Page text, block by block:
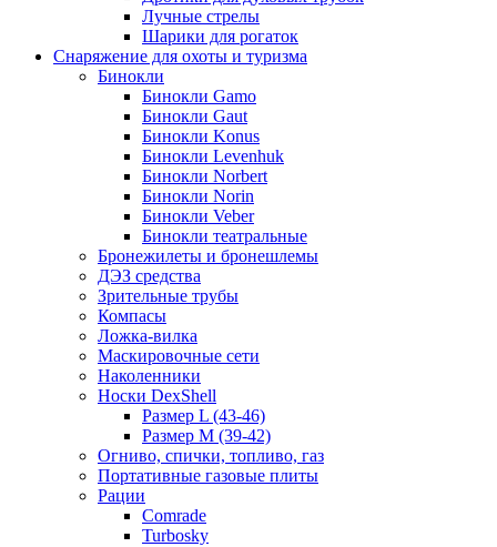
Лучные стрелы
Шарики для рогаток
Снаряжение для охоты и туризма
Бинокли
Бинокли Gamo
Бинокли Gaut
Бинокли Konus
Бинокли Levenhuk
Бинокли Norbert
Бинокли Norin
Бинокли Veber
Бинокли театральные
Бронежилеты и бронешлемы
ДЭЗ средства
Зрительные трубы
Компасы
Ложка-вилка
Маскировочные сети
Наколенники
Носки DexShell
Размер L (43-46)
Размер M (39-42)
Огниво, спички, топливо, газ
Портативные газовые плиты
Рации
Comrade
Turbosky